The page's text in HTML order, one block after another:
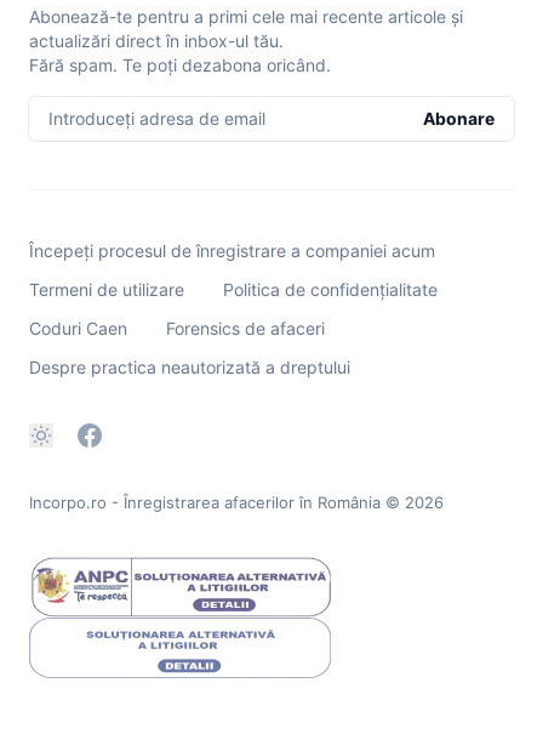
Abonează-te pentru a primi cele mai recente articole și
actualizări direct în inbox-ul tău.
Fără spam. Te poți dezabona oricând.
Introduceți adresa de email Abonare
Începeți procesul de înregistrare a companiei acum
Termeni de utilizare
Politica de confidențialitate
Coduri Caen
Forensics de afaceri
Despre practica neautorizată a dreptului
Incorpo.ro - Înregistrarea afacerilor în România © 2026